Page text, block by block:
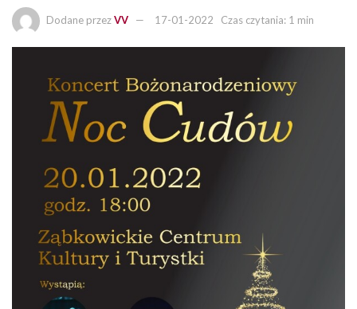
Dodane przezVV 17-01-2022 Czas czytania: 1 min